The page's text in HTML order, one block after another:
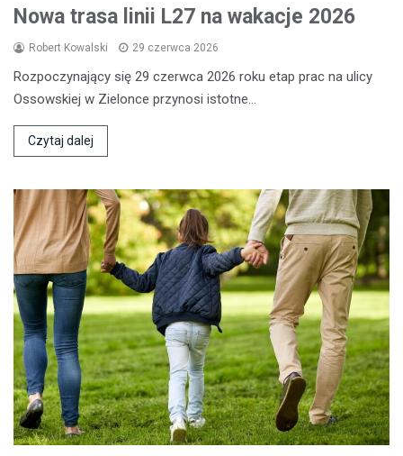
Nowa trasa linii L27 na wakacje 2026
Robert Kowalski 29 czerwca 2026
Rozpoczynający się 29 czerwca 2026 roku etap prac na ulicy
Ossowskiej w Zielonce przynosi istotne…
Czytaj dalej